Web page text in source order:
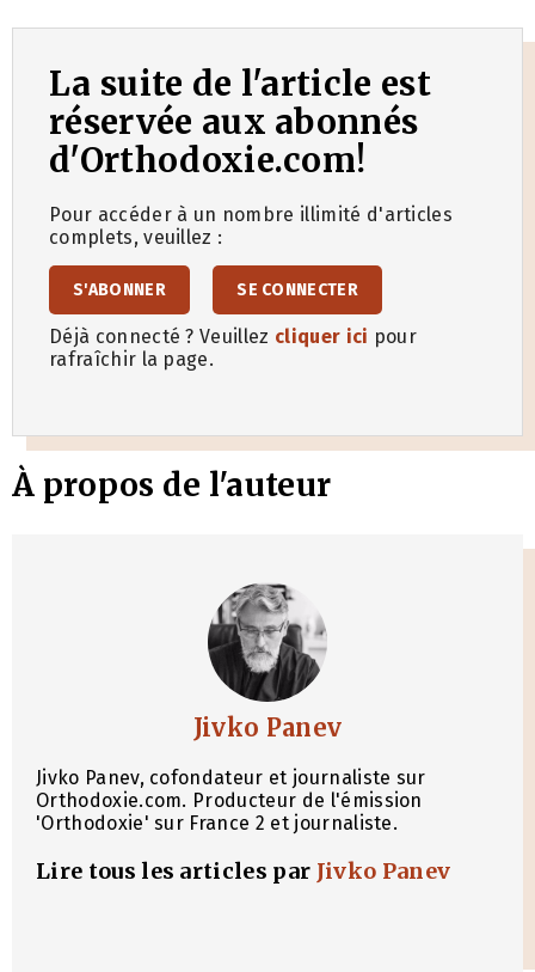
La suite de l'article est
réservée aux abonnés
d'Orthodoxie.com!
Pour accéder à un nombre illimité d'articles
complets, veuillez :
S'ABONNER SE CONNECTER
Déjà connecté ? Veuillez cliquer ici pour
rafraîchir la page.
À propos de l'auteur
Jivko Panev
Jivko Panev, cofondateur et journaliste sur
Orthodoxie.com. Producteur de l'émission
'Orthodoxie' sur France 2 et journaliste.
Lire tous les articles par Jivko Panev